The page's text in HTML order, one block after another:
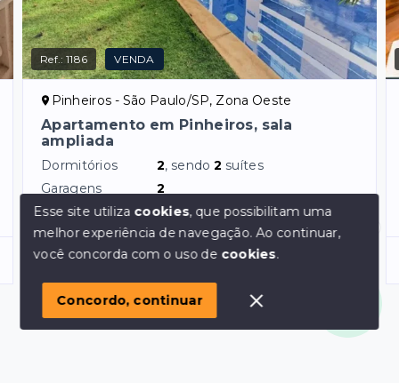
Ref.:1186 VENDA
Pinheiros - São Paulo/SP, Zona Oeste
Apartamento em Pinheiros, sala
ampliada
Dormitórios 2, sendo2 suítes
Garagens
2
Área Privativa
140m²
R$2.900.000,00
Olá! em posso ajudar?
Esse site utiliza cookies, que possibilitam uma
melhor experiência de navegação.Ao continuar,
você concorda com o uso de cookies.
Concordo, continuar